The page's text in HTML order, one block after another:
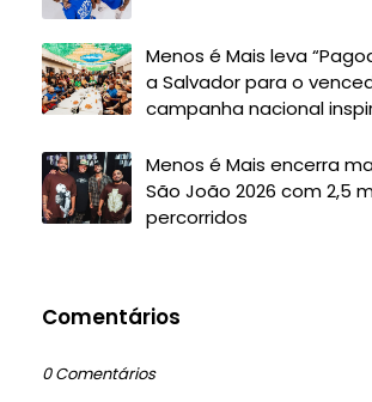
Menos é Mais leva
a Salvador para o
campanha nacional
Menos é Mais encerra
São João 2026 com 2,5
percorridos
Comentários
0 Comentários